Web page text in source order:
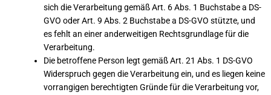
sich die Verarbeitung gemäß Art. 6 Abs. 1 Buchstabe a DS-
GVO oder Art. 9 Abs. 2 Buchstabe a DS-GVO stützte, und
es fehlt an einer anderweitigen Rechtsgrundlage für die
Verarbeitung.
Die betroffene Person legt gemäß Art. 21 Abs. 1 DS-GVO
Widerspruch gegen die Verarbeitung ein, und es liegen keine
vorrangigen berechtigten Gründe für die Verarbeitung vor,